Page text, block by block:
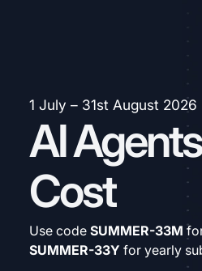
1 July – 31st August 2026
AI
Cost
Use code SUMMER-33M
SUMMER-33Y for yearly